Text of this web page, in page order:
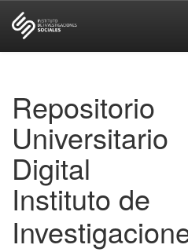
Repositorio
Universitario
Digital
Instituto de